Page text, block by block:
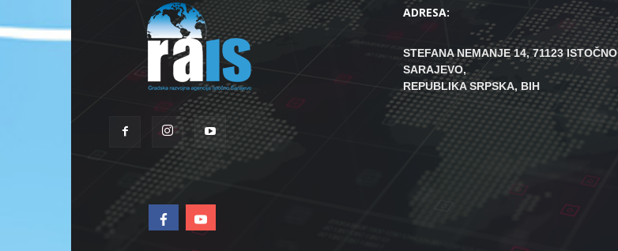
ADRESA:
STEFANA NEMANJE 14, 71123 ISTOČNO
SARAJEVO,
REPUBLIKA SRPSKA, BIH